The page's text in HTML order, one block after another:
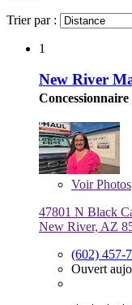
Trier par :
1
New River
VoirPhotos
47801 N Black
New River, AZ
(602) 457-
Ouvert